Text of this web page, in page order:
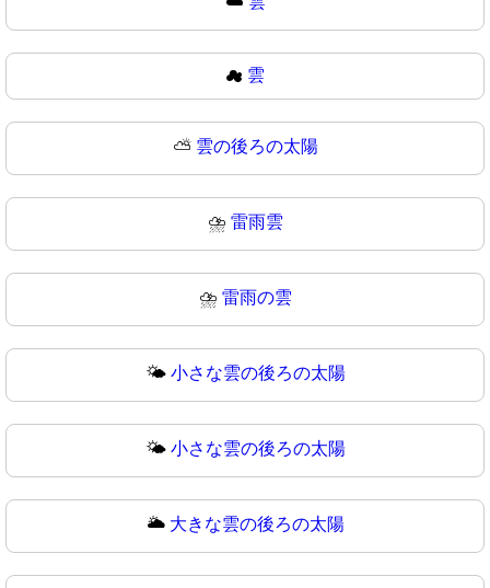
☁ 雲
⛅ 雲の後ろの太陽
⛈️ 雷雨雲
⛈ 雷雨の雲
🌤️ 小さな雲の後ろの太陽
🌤 小さな雲の後ろの太陽
🌥️ 大きな雲の後ろの太陽